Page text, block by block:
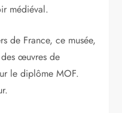
médiéval.
de France, ce musée,
œuvres de
le diplôme MOF.